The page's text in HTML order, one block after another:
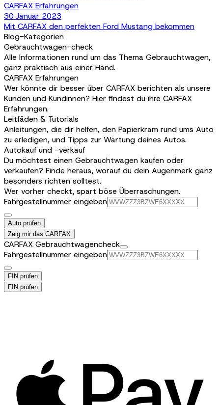
CARFAX Erfahrungen
30 Januar 2023
Mit CARFAX den perfekten Ford Mustang bekommen
Blog-Kategorien
Gebrauchtwagen-check
Alle Informationen rund um das Thema Gebrauchtwagen,
ganz praktisch aus einer Hand.
CARFAX Erfahrungen
Wer könnte dir besser über CARFAX berichten als unsere
Kunden und Kundinnen? Hier findest du ihre CARFAX
Erfahrungen.
Leitfäden & Tutorials
Anleitungen, die dir helfen, den Papierkram rund ums Auto
zu erledigen, und Tipps zur Wartung deines Autos.
Autokauf und -verkauf
Du möchtest einen Gebrauchtwagen kaufen oder
verkaufen? Finde heraus, worauf du dein Augenmerk ganz
besonders richten solltest.
Wer vorher checkt, spart böse Überraschungen.
Fahrgestellnummer eingeben
Auto prüfen
Zeig mir das CARFAX
CARFAX Gebrauchtwagencheck
Fahrgestellnummer eingeben
FIN prüfen
FIN prüfen